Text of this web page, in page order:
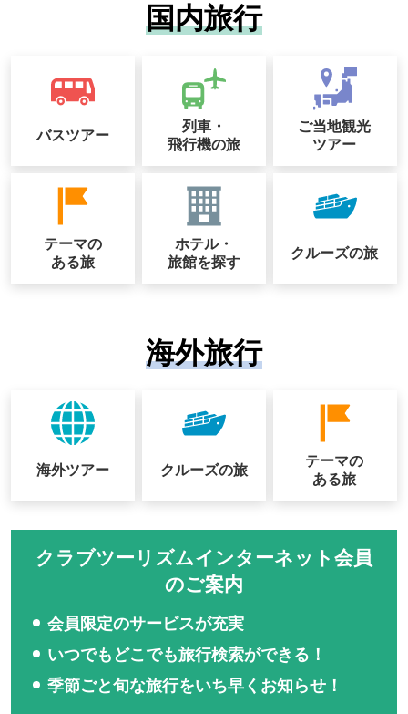
国内旅行
バスツアー
列車・
飛行機の旅
ご当地観光
ツアー
テーマの
ある旅
ホテル・
旅館を探す
クルーズの旅
海外旅行
海外ツアー クルーズの旅
テーマの
ある旅
クラブツーリズムインターネット会員
のご案内
会員限定のサービスが充実
いつでもどこでも旅行検索ができる！
季節ごと旬な旅行をいち早くお知らせ！